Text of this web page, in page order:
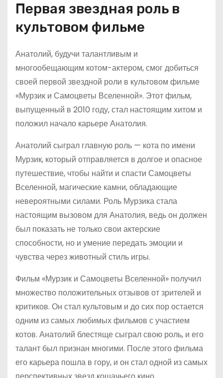
Первая звездная роль в
культовом фильме
Анатолий, будучи талантливым и
многообещающим котом-актером, смог добиться
своей первой звездной роли в культовом фильме
«Мурзик и Самоцветы Вселенной». Этот фильм,
выпущенный в 2010 году, стал настоящим хитом и
положил начало карьере Анатолия.
Анатолий сыграл главную роль — кота по имени
Мурзик, который отправляется в долгое и опасное
путешествие, чтобы найти и спасти Самоцветы
Вселенной, магические камни, обладающие
невероятными силами. Роль Мурзика стала
настоящим вызовом для Анатолия, ведь он должен
был показать не только свои актерские
способности, но и умение передать эмоции и
чувства через животный стиль игры.
Фильм «Мурзик и Самоцветы Вселенной» получил
множество положительных отзывов от зрителей и
критиков. Он стал культовым и до сих пор остается
одним из самых любимых фильмов с участием
котов. Анатолий блестяще сыграл свою роль, и его
талант был признан многими. После этого фильма
его карьера пошла в гору, и он стал одной из самых